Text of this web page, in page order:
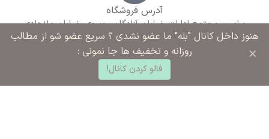
آدرس فروشگاه
ورامین مجتمع ادارات خیابان آزادگان روبروی خیابان ملاهادی
سبزواری نبش کوچه شهید رضایی
هنوز داخل کانال "بله" ما عضو نشدی ؟ سریع عضو شو از مطالب
روزانه و تخفیف ها جا نمونی :
فالو کردن کانال!
×